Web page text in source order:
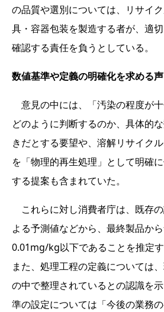
の品質や選別については、リサイ
具・容器包装を製造する者が、適
確認する責任を負うとしている。
数値基準や定義の明確化を求める声
意見の中には、「汚染の程度が
どのように判断するのか、具体的
きだとする要望や、溶解リサイク
を「物理的再生処理」として明確
する提案も含まれていた。
これらに対し消費者庁は、既存
よる予測値などから、最終製品か
0.01mg/kg以下であることを推定す
また、処理工程の定義については
の中で整理されているとの認識を
準の設定については「今後の業務